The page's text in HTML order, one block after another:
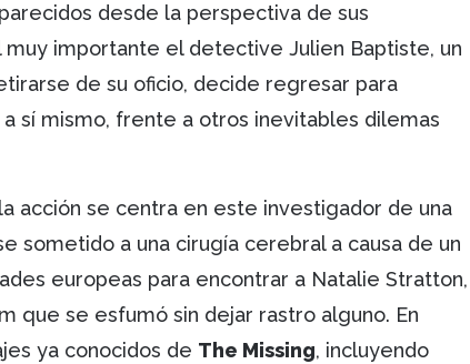
desde la perspectiva de sus
muy importante el detective Julien Baptiste, un
de su oficio, decide regresar para
sí mismo, frente a otros inevitables dilemas
acción se centra en este investigador de una
sometido a una cirugía cerebral a causa de un
europeas para encontrar a Natalie Stratton,
que se esfumó sin dejar rastro alguno. En
ya conocidos de The Missing, incluyendo